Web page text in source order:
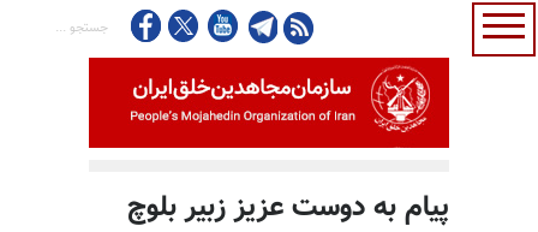
پیام به دوست عزیز زبیر بلوچ